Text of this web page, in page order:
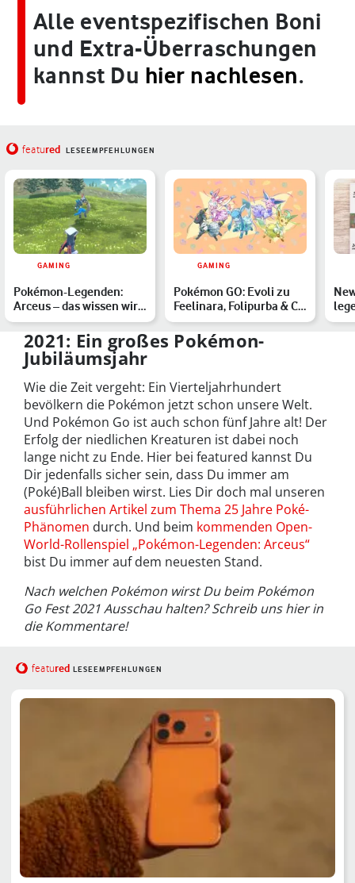
Alle eventspezifischen Boni
und Extra-Überraschungen
kannst Du hier nachlesen.
featured LESEEMPFEHLUNGEN
GAMING
Pokémon-Legenden:
Arceus – das wissen wir
bereits zum Open-World-
GAMING
Pokémon GO: Evoli zu
Feelinara, Folipurba & Co.
entwickeln
2021: Ein großes Pokémon-
Jubiläumsjahr
Wie die Zeit vergeht: Ein Vierteljahrhundert
bevölkern die Pokémon jetzt schon unsere Welt.
Und Pokémon Go ist auch schon fünf Jahre alt! Der
Erfolg der niedlichen Kreaturen ist dabei noch
lange nicht zu Ende. Hier bei featured kannst Du
Dir jedenfalls sicher sein, dass Du immer am
(Poké)Ball bleiben wirst. Lies Dir doch mal unseren
ausführlichen Artikel zum Thema 25 Jahre Poké-
Phänomen durch. Und beim kommenden Open-
World-Rollenspiel „Pokémon-Legenden: Arceus“
bist Du immer auf dem neuesten Stand.
Nach welchen Pokémon wirst Du beim Pokémon
Go Fest 2021 Ausschau halten? Schreib uns hier in
die Kommentare!
featured LESEEMPFEHLUNGEN